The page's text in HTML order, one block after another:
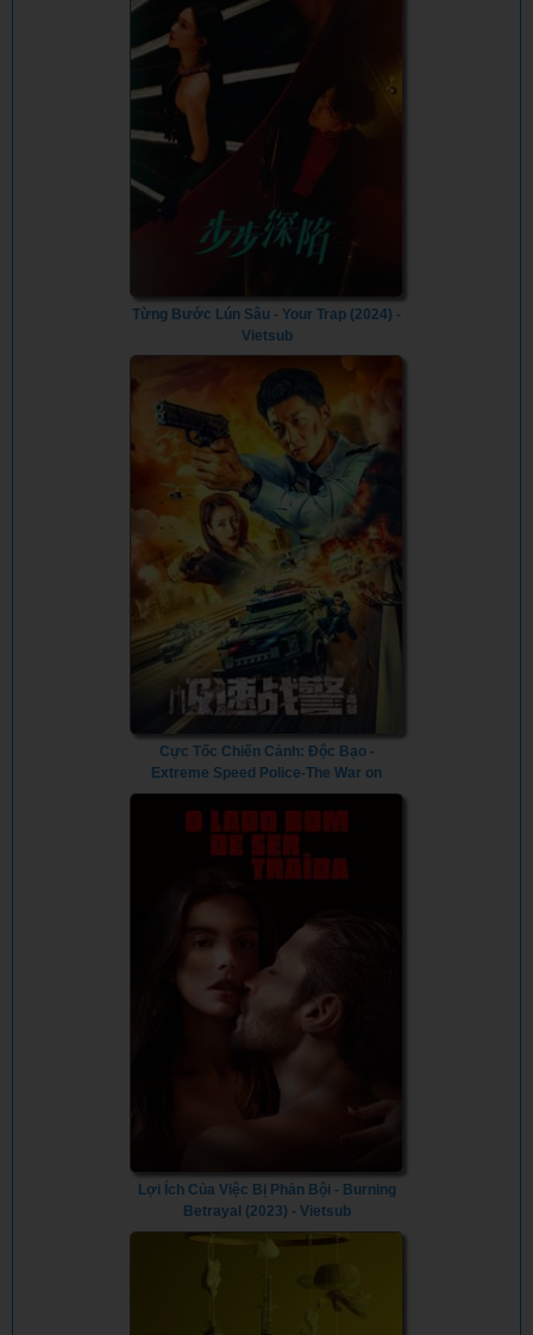
Từng Bước Lún Sâu - Your Trap (2024) -
Vietsub
Cực Tốc Chiến Cảnh: Độc Bạo -
Extreme Speed Police-The War on
Drugs (2024) - Vietsub
Lợi Ích Của Việc Bị Phản Bội - Burning
Betrayal (2023) - Vietsub